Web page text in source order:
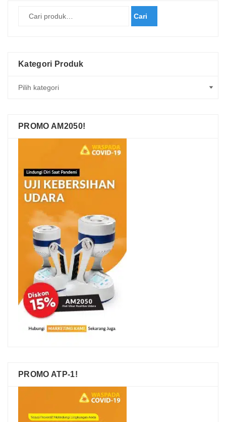
Cari
Kategori Produk
PROMO AM2050!
PROMO ATP-1!